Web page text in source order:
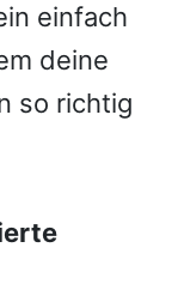
einfach
deine
so richtig